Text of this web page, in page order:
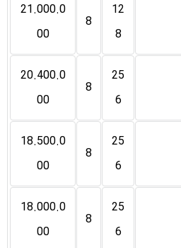
12
8
8
21.000.0
00
25
6
8
20.400.0
00
25
6
8
18.500.0
00
25
6
8
18.000.0
00